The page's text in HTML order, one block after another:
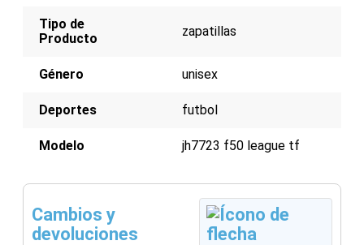
Tipo de
Producto
zapatillas
Género unisex
Deportes futbol
Modelo jh7723 f50 league tf
Cambios y
devoluciones